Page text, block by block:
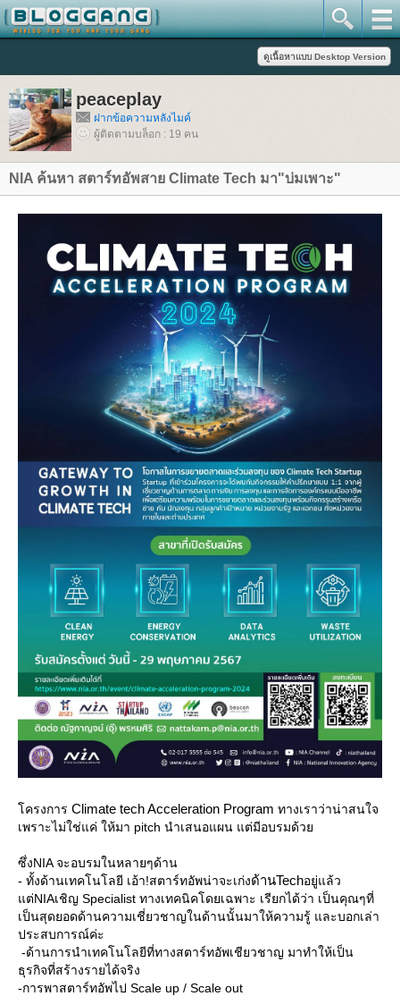
peaceplay
ฝากข้อความหลังไมค์
ผู้ติดตามบล็อก : 19 คน
NIA ค้นหา สตาร์ทอัพสาย Climate Tech มา"บ่มเพาะ"
ครงการ Climate tech Acceleration Program ทางเราว่าน่าสนใจ
เพราะไม่ใช่แค่ ให้มา pitch นำเสนอแผน แต่มีอบรมด้ว
ซึ่งNIA จะอบรมในหลายๆด้าน
- ทั้งด้านเทคโนโลยี เอ้า!สตาร์ทอัพน่าจะเก่งด้านTechอยู่แล้ว
ต่NIAเชิญ Specialist ทางเทคนิคโดยเฉพาะ เรียกได้ว่า เป็นคุณๆที่
เป็นสุดยอดด้านความเชี่ยวชาญในด้านนั้นมาให้ความรู้ และบอกเล่า
ประสบการณ์ค่ะ
-ด้านการนำเทคโนโลยีที่ทางสตาร์ทอัพเชียวชาญ มาทำให้เป็น
ธุรกิจที่สร้างรายได้จริง
-การพาสตาร์ทอัพไป Scale up / Scale out